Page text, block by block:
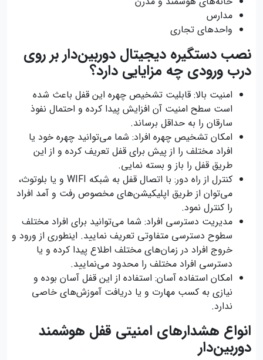
مدارس
واحدهای تجاری
نصب دستگیره دیجیتال دوربین‌دار بر روی
درب ورودی چه مزایایی دارد؟
امنیت بالا: قابلیت تشخیص چهره این قفل باعث شده
است سطح امنیت آن افزایش پیدا کرده و احتمال نفوذ
سارقان را به حداقل برساند.
امکان تشخیص چهره افراد: شما می‌توانید چهره خود یا
افراد مختلف را از پیش برای قفل تعریف کرده و از این
طریق قفل را باز و بسته نمایی.
کنترل از راه دور: با اتصال قفل به شبکه WIFI و یا بلوتوث،
می‌توان از طریق اپلیکیشن‌های مخصوص رفت و آمد افراد
را کنترل نمود.
مدیریت دسترسی افراد: شما می‌توانید برای افراد مختلف
سطوح دسترسی متفاوتی تعریف نمایید. اینطوری از ورود و
خروج افراد در زمان‌های مختلف اطلاع پیدا کرده و یا
دسترسی افراد مختلف را محدود می‌نمایید.
امکان استفاده آسان: استفاده از این قفل آسان بوده و
نیازی به کسب مهارت و یا دریافت آموزش‌های خاصی
ندارد.
انواع هشدارهای امنیتی قفل هوشمند
دوربین‌دار